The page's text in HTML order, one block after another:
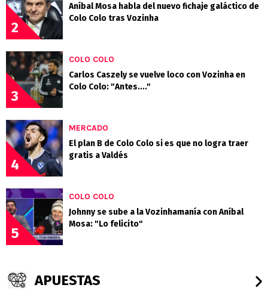
2
Aníbal Mosa habla del nuevo fichaje galáctico de
Colo Colo tras Vozinha
3
COLO COLO
Carlos Caszely se vuelve loco con Vozinha en
Colo Colo: "Antes...."
4
MERCADO
El plan B de Colo Colo si es que no logra traer
gratis a Valdés
5
COLO COLO
Johnny se sube a la Vozinhamanía con Aníbal
Mosa: "Lo felicito"
APUESTAS